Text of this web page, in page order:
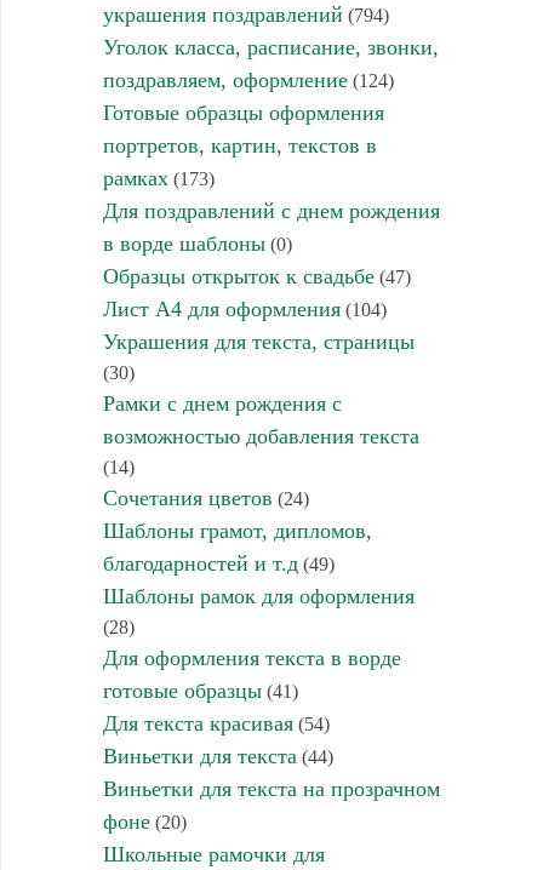
украшения поздравлений (794)
Уголок класса, расписание, звонки,
поздравляем, оформление(124)
Готовые образцы оформления
портретов, картин, текстов в
рамках(173)
Для поздравлений с днем рождения
в ворде шаблоны(0)
Образцы открыток к свадьбе(47)
Лист А4 для оформления(104)
Украшения для текста, страницы
(30)
Рамки с днем рождения с
возможностью добавления текста
(14)
Сочетания цветов (24)
Шаблоны грамот, дипломов,
благодарностей и т.д(49)
Шаблоны рамок для оформления
(28)
Для оформления текста в ворде
готовые образцы(41)
Для текста красивая(54)
Виньетки для текста (44)
Виньетки для текста на прозрачном
фоне(20)
Школьные рамочки для